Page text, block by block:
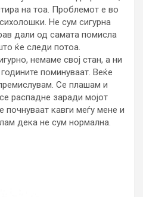
на тоа. Проблемот е во
Не сум сигурна
дали од самата помисла
ќе следи потоа.
немаме свој стан, а ни
поминуваат. Веќе
Се плашам и
распадне заради мојот
почнуваат кавги меѓу мене и
дека не сум нормална.